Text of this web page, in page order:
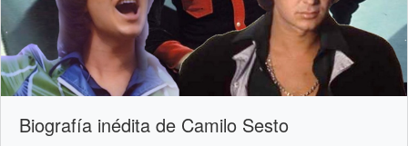
Biografía inédita de Camilo Sesto